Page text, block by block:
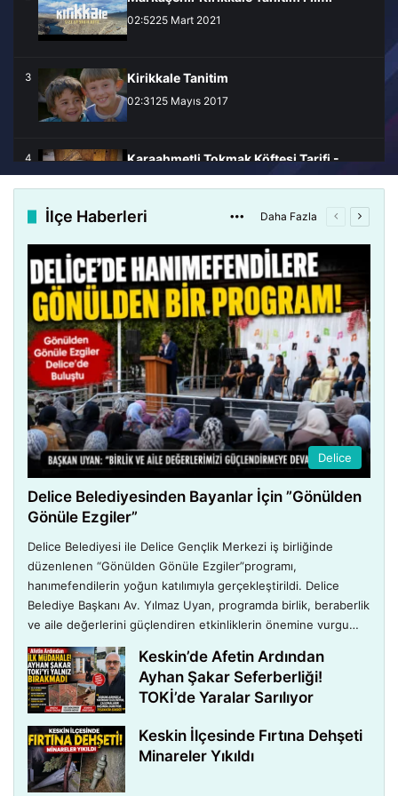
02:5225 Mart 2021
3 Kirikkale Tanitim
02:31 25 Mayıs 2017
4
Karaahmetli Tokmak Köftesi Tarifi -
Kırıkkale / Bahşili
Kervan Tirit Tarifi - Kırıkkale / Bahşili
00:4824 Ağustos 2023
6 Pelte Tatlısı Tarifi - Kırıkkale / Bahşili
00:3524 Ağustos 2023
7 Sac Arası Tarifi - Kırıkkale / Bahşili
01:0824 Ağustos 2023
01:05 24 Ağustos 2023
9 KIRIKKALE'NİN MANEVİ DURAKLARI
01:1815 Ağustos 2022
10
(HASANDEDE)
01:50 15 Ağustos 2022
11
Yoncalı Kuzu Sorpa Tarifi - Kırıkkale /
Bahşili
İlçe Haberleri MoreDaha Fazla
Önceki
Delice
Delice Belediyesinden Bayanlar İçin ”Gönülden
Gönüle Ezgiler”
Delice Belediyesi ile Delice Gençlik Merkezi iş birliğinde
düzenlenen “Gönülden Gönüle Ezgiler”programı,
hanımefendilerin yoğun katılımıyla gerçekleştirildi. Delice
Belediye Başkanı Av. Yılmaz Uyan, programda birlik, beraberlik
ve aile değerlerini güçlendiren etkinliklerin önemine vurgu…
Keskin’de Afetin Ardından
Ayhan Şakar Seferberliği!
TOKİ’de Yaralar Sarılıyor
Keskin İlçesinde Fırtına Dehşeti
Minareler Yıkıldı